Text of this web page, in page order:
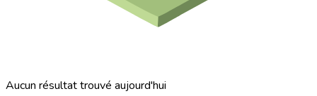
Aucun résultat trouvé aujourd'hui